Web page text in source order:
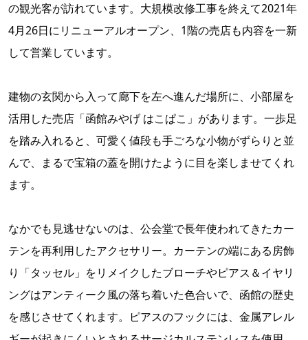
の観光客が訪れています。大規模改修工事を終えて2021年
4月26日にリニューアルオープン、1階の売店も内容を一新
して営業しています。
建物の玄関から入って廊下を左へ進んだ場所に、小部屋を
活用した売店「函館みやげ はこぱこ」があります。一歩足
を踏み入れると、可愛く値段も手ごろな小物がずらりと並
んで、まるで宝箱の蓋を開けたように目を楽しませてくれ
ます。
なかでも見逃せないのは、公会堂で長年使われてきたカー
テンを再利用したアクセサリー。カーテンの端にある房飾
り「タッセル」をリメイクしたブローチやピアス＆イヤリ
ングはアンティーク風の落ち着いた色合いで、函館の歴史
を感じさせてくれます。ピアスのフックには、金属アレル